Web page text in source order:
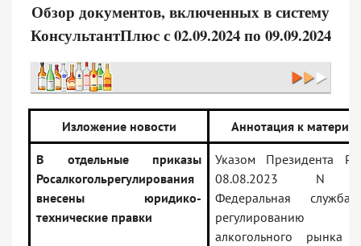
Обзор документов, включенных в систему
КонсультантПлюс с 02.09.2024 по 09.09.2024
Изложение новости Аннотация к
В отдельные приказы
Росалкогольрегулирования
внесены юридико-
технические правки
Указом Президента
08.08.2023 N
Федеральная
регулированию
алкогольного рынка